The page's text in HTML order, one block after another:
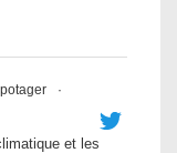
·
et les